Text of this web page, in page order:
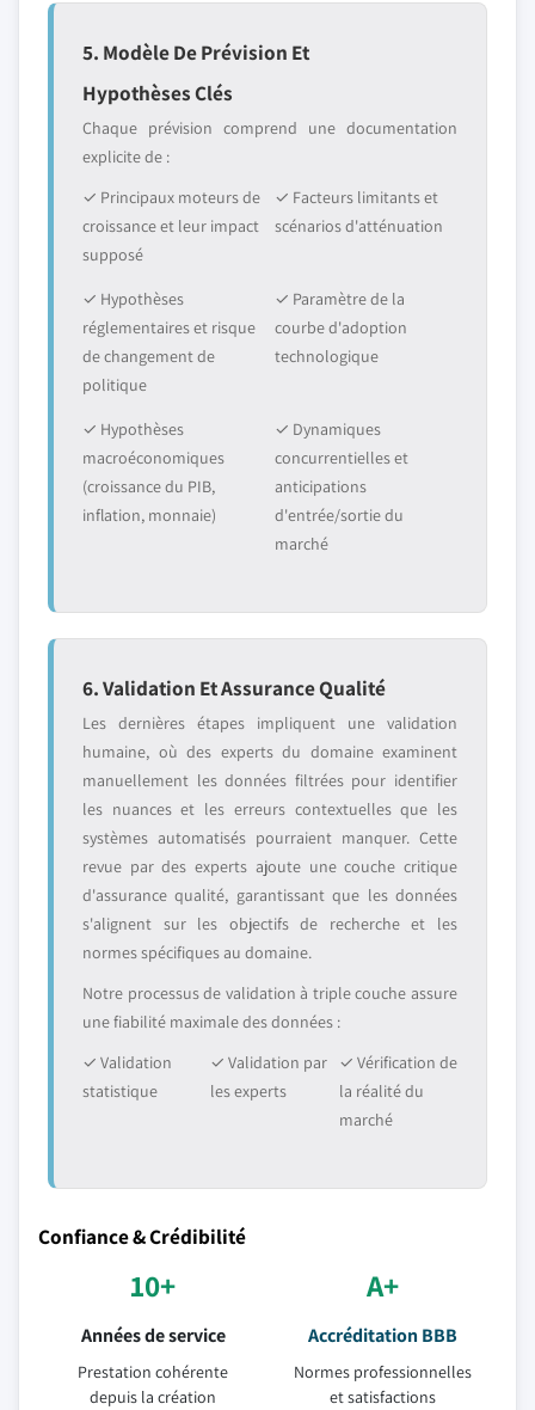
5. Modèle De Prévision Et
Hypothèses Clés
Chaque prévision comprend une documentation
explicite de :
✓ Principaux moteurs de
croissance et leur impact
supposé
✓ Facteurs limitants et
scénarios d'atténuation
✓ Hypothèses
réglementaires et risque
de changement de
politique
✓ Paramètre de la
courbe d'adoption
technologique
✓ Hypothèses
macroéconomiques
(croissance du PIB,
inflation, monnaie)
✓ Dynamiques
concurrentielles et
anticipations
d'entrée/sortie du
marché
6. Validation Et Assurance Qualité
Les dernières étapes impliquent une validation
humaine, où des experts du domaine examinent
manuellement les données filtrées pour identifier
les nuances et les erreurs contextuelles que les
systèmes automatisés pourraient manquer. Cette
revue par des experts ajoute une couche critique
d'assurance qualité, garantissant que les données
s'alignent sur les objectifs de recherche et les
normes spécifiques au domaine.
Notre processus de validation à triple couche assure
une fiabilité maximale des données :
✓ Validation
statistique
✓ Validation par
les experts
✓ Vérification de
la réalité du
marché
Confiance & Crédibilité
10+
Années de service
Prestation cohérente
depuis la création
A+
Accréditation BBB
Normes professionnelles
et satisfactions